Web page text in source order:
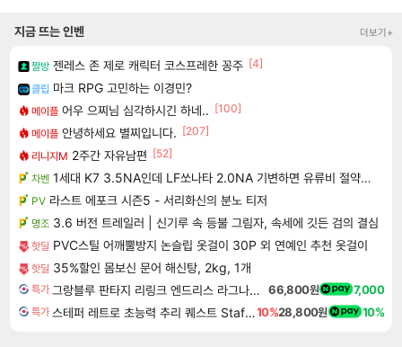
지금 뜨는 인벤 더보기+
짤방 젠레스 존 제로 캐릭터 코스프레한 꽁주 [4]
클립 마크 RPG 고민하는 이경민?
메이플 어우 으찌님 심각하시긴 하네.. [100]
메이플 안녕하세요 별찌입니다. [207]
리니지M 2주간 자유남편 [52]
차벤 1세대 K7 3.5NA인데 LF쏘나타 2.0NA 기변하면 유류비 절약이 얼마나 될까요..?
PV 라스트 에포크 시즌5 - 서리화신의 분노 티저
명조 3.6 버전 트레일러 | 신기루 속 등불 그림자, 속세에 깃든 검의 결심
핫딜 PVC스틸 어깨뿔방지 논슬립 옷걸이 30P 외 연예인 추천 옷걸이
핫딜 35%할인 몸보신 문어 해신탕, 2kg, 1개
특가 그랑블루 판타지 리링크 엔드리스 라그나로크 Granblue Fantasy Relink Endless Ragnarok 66,800원 7,000
특가 스테퍼 레트로 초능력 추리 퀘스트 Staffer Retro A Supernatural Mystery Quest10%28,800원 10%